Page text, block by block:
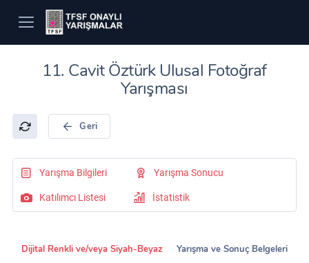
11. Cavit Öztürk Ulusal Fotoğraf
Yarışması
Geri
Yarışma Bilgileri Yarışma Sonucu
Katılımcı Listesi İstatistik
Dijital Renkli ve/veya Siyah-Beyaz Yarışma ve Sonuç Belgeleri